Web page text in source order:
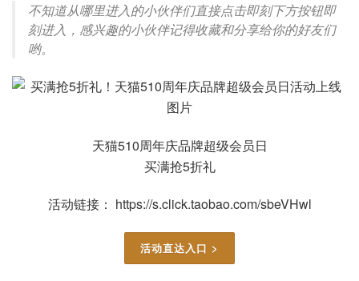
不知道从哪里进入的小伙伴们直接点击即刻下方按钮即
刻进入，感兴趣的小伙伴记得收藏和分享给你的好友们
哟。
天猫510周年庆品牌超级会员日
买满抢5折礼
活动链接： https://s.click.taobao.com/sbeVHwl
活动直达入口 >